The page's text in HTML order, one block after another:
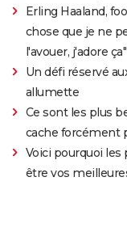
Erling Haaland,
chose que je ne
l'avouer, j'adore ça"
Un défi réservé
allumette
Ce sont les plus
cache forcément
Voici pourquoi les
être vos